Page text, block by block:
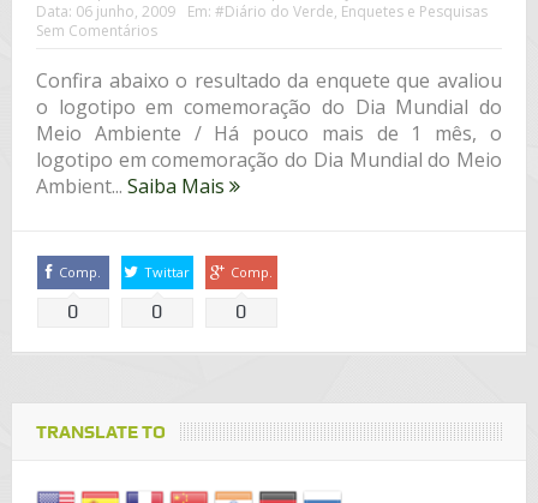
Data: 06 junho, 2009 Em: #Diário do Verde, Enquetes e Pesquisas
Sem Comentários
Confira abaixo o resultado da enquete que avaliou
o logotipo em comemoração do Dia Mundial do
Meio Ambiente / Há pouco mais de 1 mês, o
logotipo em comemoração do Dia Mundial do Meio
Ambient... Saiba Mais
Comp.
0
Twittar
0
Comp.
0
TRANSLATE TO